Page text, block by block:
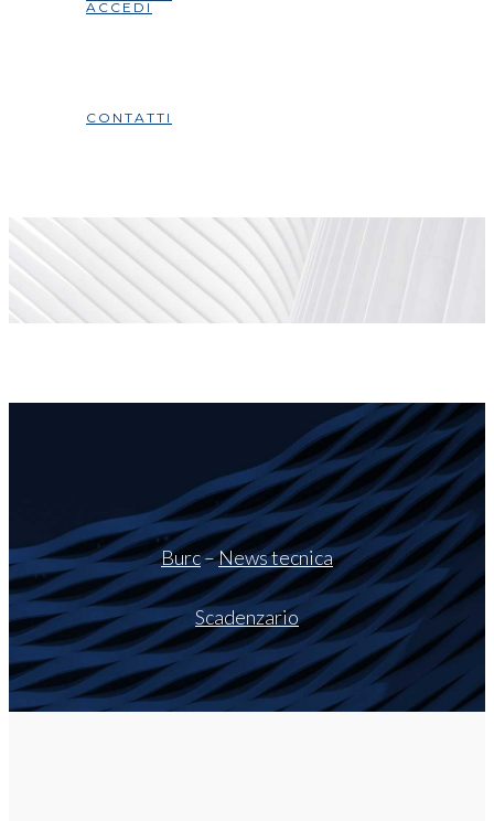
ACCEDI
CONTATTI
Burc–News tecnica
Scadenzario